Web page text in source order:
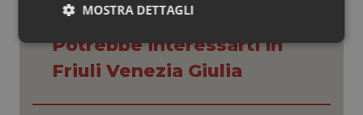
Potrebbe interessarti in
Friuli Venezia Giulia
MOSTRA DETTAGLI
Necessari Statistici Marketing